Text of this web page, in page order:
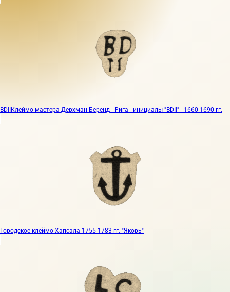
BDIIКлеймо мастера Дерхман Беренд - Рига - инициалы "BDII" - 1660-1690 гг.
Городское клеймо Хапсала 1755-1783 гг. "Якорь"